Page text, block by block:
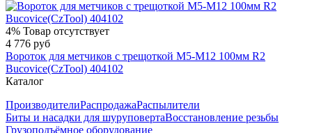
4% Товар отсутствует
4 776 руб
Вороток для метчиков с трещоткой M5-M12 100мм R2
Bucovice(CzTool) 404102
Каталог
ПроизводителиРаспродажаРаспылители
Биты и насадки для шуруповертаВосстановление резьбы
Грузоподъёмное оборудование